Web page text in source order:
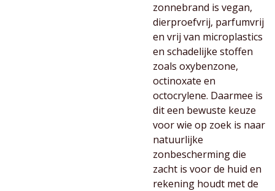
zonnebrand is vegan,
dierproefvrij, parfumvrij
en vrij van microplastics
en schadelijke stoffen
zoals oxybenzone,
octinoxate en
octocrylene. Daarmee is
dit een bewuste keuze
voor wie op zoek is naar
natuurlijke
zonbescherming die
zacht is voor de huid en
rekening houdt met de